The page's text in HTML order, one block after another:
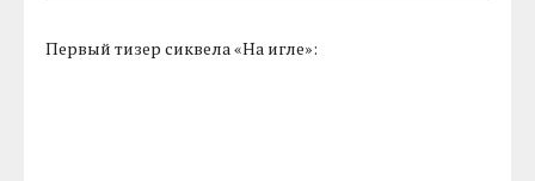
Первый тизер сиквела «На игле»: